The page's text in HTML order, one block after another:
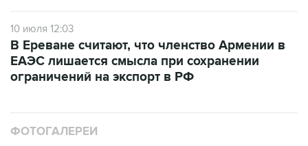
10 июля 12:03
В Ереване считают, что членство Армении в
ЕАЭС лишается смысла при сохранении
ограничений на экспорт в РФ
ФОТОГАЛЕРЕИ